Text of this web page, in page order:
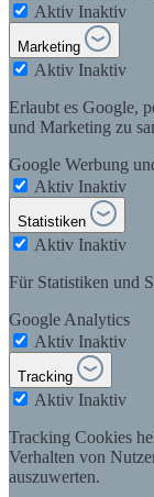
Aktiv Inaktiv
Marketing
Aktiv Inaktiv
Erlaubt es Google,
und Marketing zu
Google Werbung
Aktiv Inaktiv
Statistiken
Aktiv Inaktiv
Für Statistiken und
Google Analytics
Aktiv Inaktiv
Tracking
Aktiv Inaktiv
Tracking Cookies
Verhalten von
auszuwerten.